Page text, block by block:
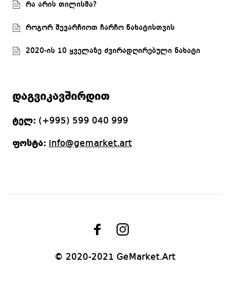
რა არის თილისმა?
როგორ შევარჩიოთ ჩარჩო ნახატისთვის
2020-ის 10 ყველაზე ძვირადღირებული ნახატი
დაგვიკავშირდით
ტელ: (+995) 599 040 999
ფოსტა: info@gemarket.art
© 2020-2021 GeMarket.Art